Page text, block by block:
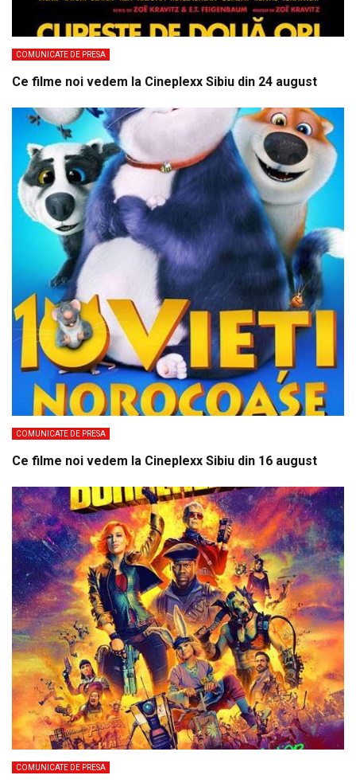
COMUNICATE DE PRESA
Ce filme noi vedem la Cineplexx Sibiu din 24 august
COMUNICATE DE PRESA
Ce filme noi vedem la Cineplexx Sibiu din 16 august
COMUNICATE DE PRESA